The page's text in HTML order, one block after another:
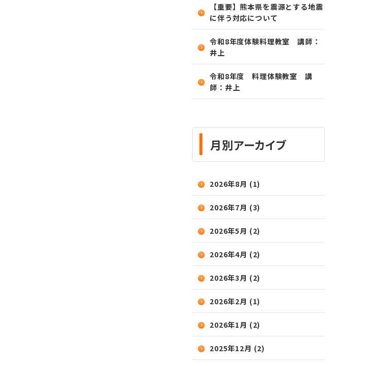
【重要】熊本県を震源とする地震
に伴う対応について
令和8年度体験料理教室 講師：
井上
令和8年度 料理体験教室 講
師：井上
月別アーカイブ
2026年8月 (1)
2026年7月 (3)
2026年5月 (2)
2026年4月 (2)
2026年3月 (2)
2026年2月 (1)
2026年1月 (2)
2025年12月 (2)